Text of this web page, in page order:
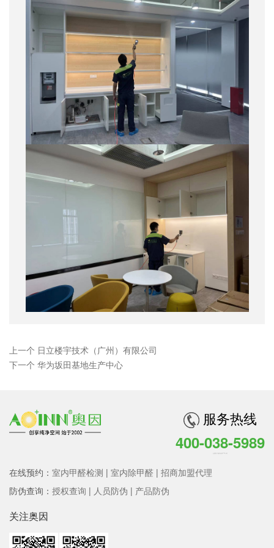
上一个 日立楼宇技术（广州）有限公司
下一个 华为坂田基地生产中心
服务热线
400-038-5989
在线预约： 室内甲醛检测 | 室内除甲醛 | 招商加盟代理
防伪查询： 授权查询 | 人员防伪 | 产品防伪
关注奥因